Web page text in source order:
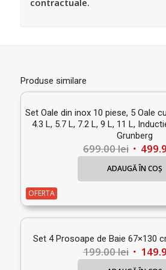
Produse similare
Set Oale din inox 10 piese, 5 Oale
4.3 L, 5.7 L, 7.2 L, 9 L, 11 L,
Grunberg
699.00lei Prețul
inițial
699.00
ADAUGĂ ÎN COȘ
OFERTA
Set 4 Prosoape de Baie 67×130
199.00lei Prețul
inițial